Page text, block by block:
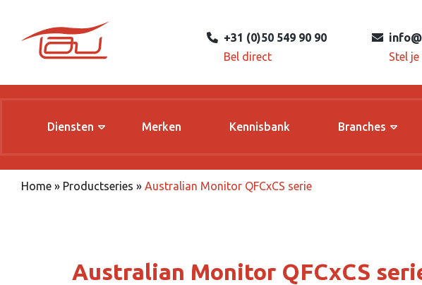
+31 (0)50 549 90 90
Bel direct
Stel
Diensten Merken Kennisbank Branches
Home » Productseries » Australian Monitor QFCxCS serie
Australian Monitor QFCxCS